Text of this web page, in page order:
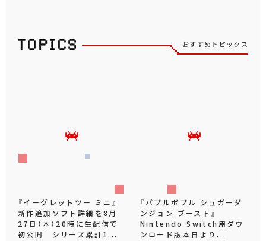
おすすめトピックス
『イーグレットツー ミニ』
新作追加ソフト詳細を8月
27日（木）20時に生配信で
初公開 シリーズ累計1...
『バブルボブル シュガーダ
ンジョン ブースト』
Nintendo Switch用ダウ
ンロード版本日より...